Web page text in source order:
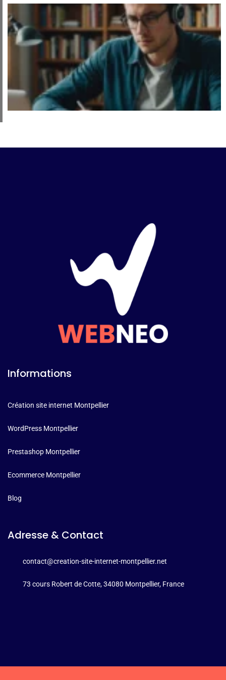
Informations
Création site internet Montpellier
WordPress Montpellier
Prestashop Montpellier
Ecommerce Montpellier
Blog
Adresse & Contact
contact@creation-site-internet-montpellier.net
73 cours Robert de Cotte, 34080 Montpellier, France